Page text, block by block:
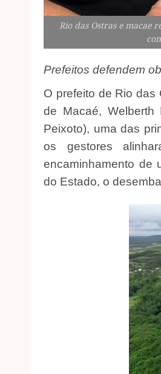
Rio das Ostras e
Prefeitos defendem
O prefeito de Rio das
de Macaé, Welberth
Peixoto), uma das
os gestores
encaminhamento de
do Estado, o